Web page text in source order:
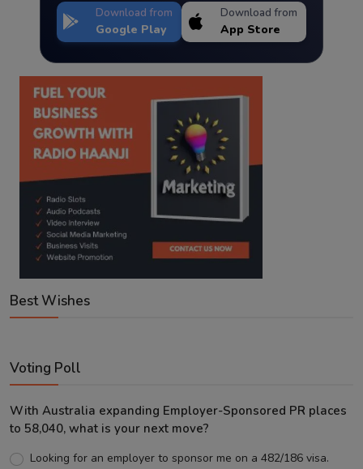
Download from
Google Play
Download from
App Store
Best Wishes
Voting Poll
With Australia expanding Employer-Sponsored PR places
to 58,040, what is your next move?
Looking for an employer to sponsor me on a 482/186 visa.